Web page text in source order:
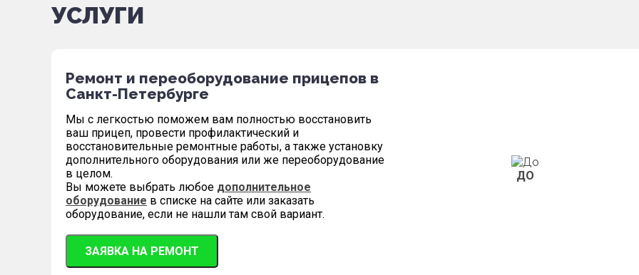
УСЛУГИ
Ремонт и переоборудование прицепов в
Санкт-Петербурге
Мы с легкостью поможем вам полностью восстановить
ваш прицеп, провести профилактический и
восстановительные ремонтные работы, а также установку
дополнительного оборудования или же переоборудование
в целом.
Вы можете выбрать любое дополнительное
оборудование в списке на сайте или заказать
оборудование, если не нашли там свой вариант.
ЗАЯВКА НА РЕМОНТ
ДО